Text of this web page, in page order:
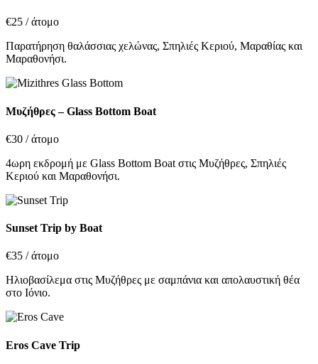
€25 / άτομο
Παρατήρηση θαλάσσιας χελώνας, Σπηλιές Κεριού, Μαραθίας και
Μαραθονήσι.
Μυζήθρες – Glass Bottom Boat
€30 / άτομο
4ωρη εκδρομή με Glass Bottom Boat στις Μυζήθρες, Σπηλιές
Κεριού και Μαραθονήσι.
Sunset Trip by Boat
€35 / άτομο
Ηλιοβασίλεμα στις Μυζήθρες με σαμπάνια και απολαυστική θέα
στο Ιόνιο.
Eros Cave Trip